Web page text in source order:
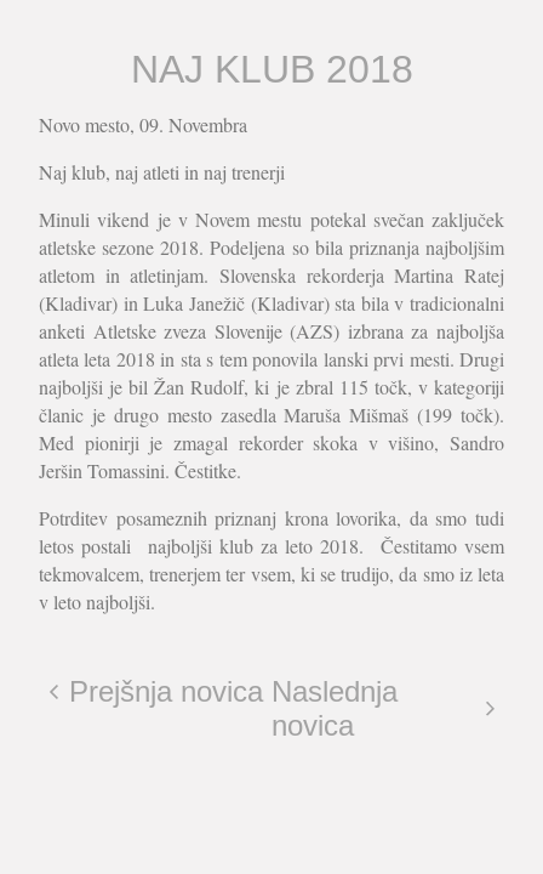
NAJ KLUB 2018
Novo mesto, 09. Novembra
Naj klub, naj atleti in naj trenerji
Minuli vikend je v Novem mestu potekal svečan zaključek
atletske sezone 2018. Podeljena so bila priznanja najboljšim
atletom in atletinjam. Slovenska rekorderja Martina Ratej
(Kladivar) in Luka Janežič (Kladivar) sta bila v tradicionalni
anketi Atletske zveza Slovenije (AZS) izbrana za najboljša
atleta leta 2018 in sta s tem ponovila lanski prvi mesti. Drugi
najboljši je bil Žan Rudolf, ki je zbral 115 točk, v kategoriji
članic je drugo mesto zasedla Maruša Mišmaš (199 točk).
Med pionirji je zmagal rekorder skoka v višino, Sandro
Jeršin Tomassini. Čestitke.
Potrditev posameznih priznanj krona lovorika, da smo tudi
letos postali najboljši klub za leto 2018. Čestitamo vsem
tekmovalcem, trenerjem ter vsem, ki se trudijo, da smo iz leta
v leto najboljši.
Prejšnja novica Naslednja
novica